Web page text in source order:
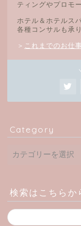
ティングやプロモ
ホテル＆ホテルス
各種コンサルも承
＞ これまでのお仕
Category
検索はこちらか